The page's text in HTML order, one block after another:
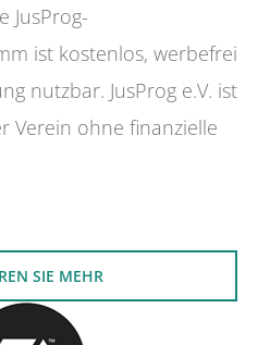
JusProg-
ist kostenlos, werbefrei
nutzbar. JusProg e.V. ist
Verein ohne finanzielle
SIE MEHR